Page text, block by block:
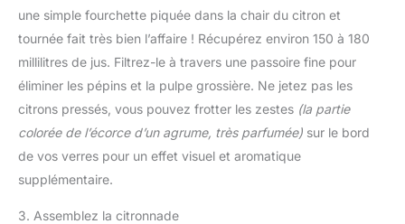
une simple fourchette piquée dans la chair du citron et
tournée fait très bien l’affaire ! Récupérez environ 150 à 180
millilitres de jus. Filtrez-le à travers une passoire fine pour
éliminer les pépins et la pulpe grossière. Ne jetez pas les
citrons pressés, vous pouvez frotter les zestes (la partie
colorée de l’écorce d’un agrume, très parfumée) sur le bord
de vos verres pour un effet visuel et aromatique
supplémentaire.
3. Assemblez la citronnade